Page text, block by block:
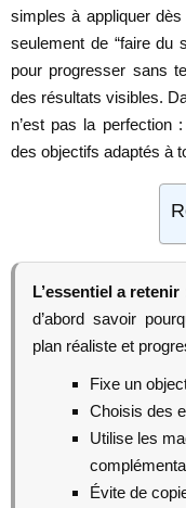
simples à appliquer dès
seulement de “faire du
pour progresser sans
des résultats visibles.
n’est pas la perfection
des objectifs adaptés à
L’essentiel a retenir
d’abord savoir
plan réaliste et
Fixe un
Choisis des
Utilise les
Évite de